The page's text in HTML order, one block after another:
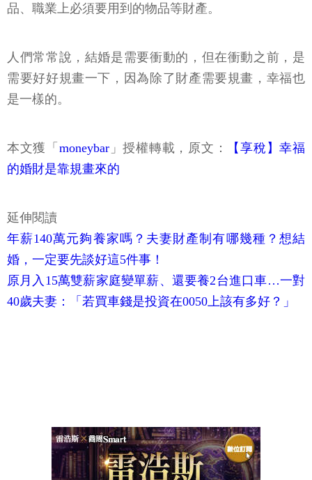
品、職業上必須要用到的物品等財產。
人們常常說，結婚是需要衝動的，但在衝動之前，是
需要好好規畫一下，因為除了財產需要規畫，幸福也
是一樣的。
本文獲「 moneybar」授權轉載，原文：
【享稅】幸福
的婚財是靠規畫來的
延伸閱讀
年薪140萬元夠養家嗎？夫妻財產制有哪幾種？想結
婚，一定要先談好這5件事！
原月入15萬雙薪家庭變單薪、還要養2台進口車…一對
40歲夫妻：「若買車錢是投資在0050上該有多好？」